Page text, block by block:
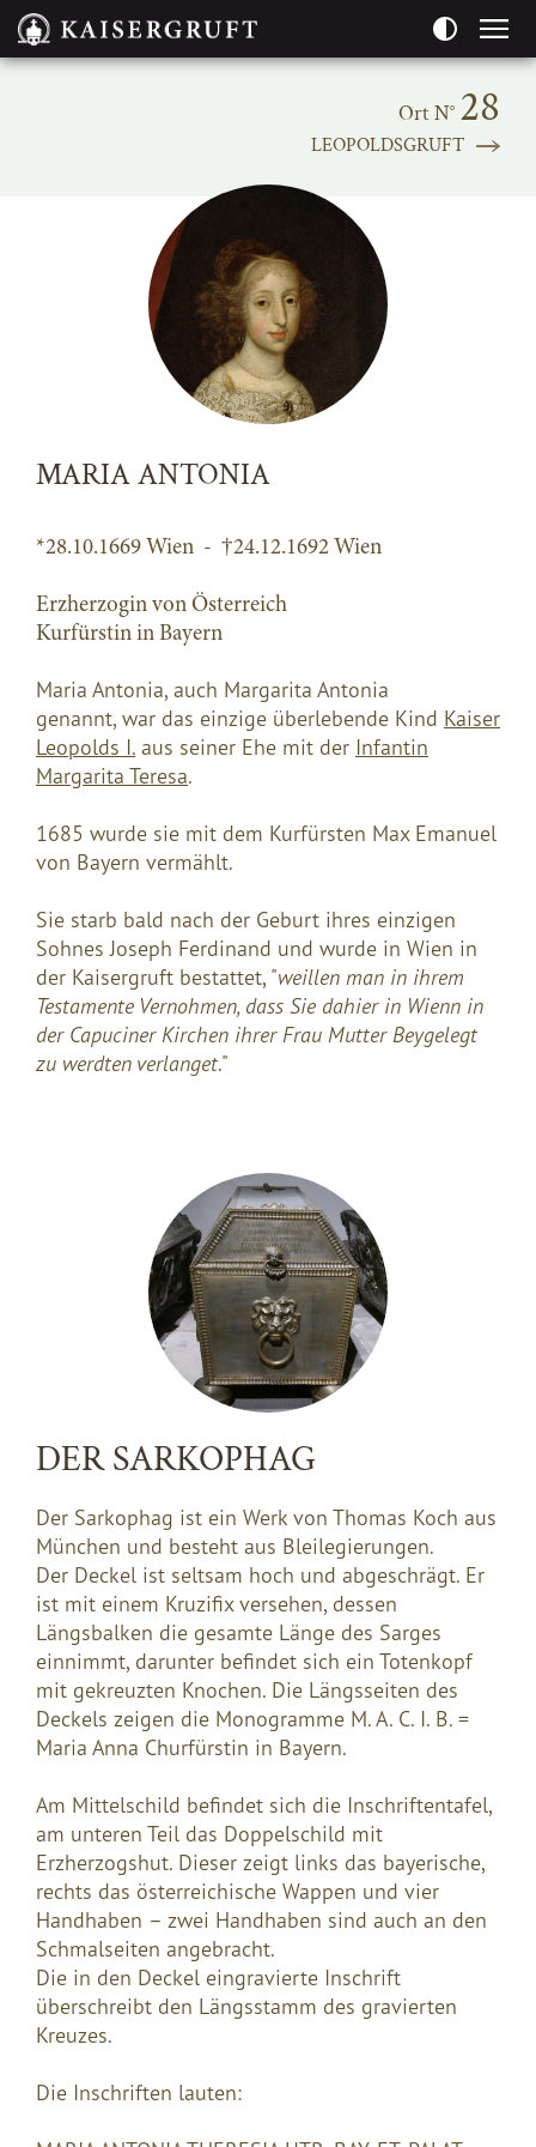
Seitenbereiche:
Ort N° 28
LEOPOLDSGRUFT
MARIA ANTONIA
*28.10.1669 Wien - †24.12.1692 Wien
Erzherzogin von Österreich
Kurfürstin in Bayern
Maria Antonia, auch Margarita Antonia
genannt, war das einzige überlebende Kind Kaiser
Leopolds I. aus seiner Ehe mit der Infantin
Margarita Teresa.
1685 wurde sie mit dem Kurfürsten Max Emanuel
von Bayern vermählt.
Sie starb bald nach der Geburt ihres einzigen
Sohnes Joseph Ferdinand und wurde in Wien in
der Kaisergruft bestattet, "weillen man in ihrem
Testamente Vernohmen, dass Sie dahier in Wienn in
der Capuciner Kirchen ihrer Frau Mutter Beygelegt
zu werdten verlanget."
DER SARKOPHAG
Der Sarkophag ist ein Werk von Thomas Koch aus
München und besteht aus Bleilegierungen.
Der Deckel ist seltsam hoch und abgeschrägt. Er
ist mit einem Kruzifix versehen, dessen
Längsbalken die gesamte Länge des Sarges
einnimmt, darunter befindet sich ein Totenkopf
mit gekreuzten Knochen. Die Längsseiten des
Deckels zeigen die Monogramme M. A. C. I. B. =
Maria Anna Churfürstin in Bayern.
Am Mittelschild befindet sich die Inschriftentafel,
am unteren Teil das Doppelschild mit
Erzherzogshut. Dieser zeigt links das bayerische,
rechts das österreichische Wappen und vier
Handhaben – zwei Handhaben sind auch an den
Schmalseiten angebracht.
Die in den Deckel eingravierte Inschrift
überschreibt den Längsstamm des gravierten
Kreuzes.
Die Inschriften lauten: